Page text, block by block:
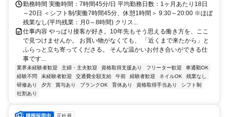
ぐ
勤務時間 実働時間：7時間45分/日 平均勤務日数：1ヶ月あたり18日
～20日 ＜シフト制/実働7時間45分、休憩1時間＞ 9:30～20:00 ※ほぼ
残業なし(平均残業：月0～8時間) クリス...
仕事内容 やっぱり接客が好き。10年先もそう思える働き方を、ここ
で見つけませんか。 お買い物がなくても、 「近くまで来たから」と
ふらっと立ち寄ってくださる。 そんな温かいお付き合いができる仕
事です...
業界未経験者歓迎 主婦・主夫歓迎 資格取得支援あり フリーター歓迎
車通勤OK
経験不問
未経験者歓迎 交通費全額支給 午前 経験者歓迎 ネイルOK
残業なし
研修あり
夕方 賞与あり ブランクOK 育休あり 資格取得手当あり
シフト制
社割あり
正社員